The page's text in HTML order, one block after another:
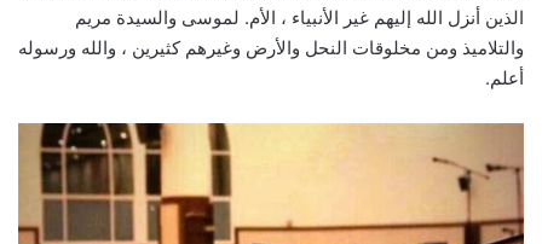
الذين أنزل الله إليهم غير الأنبياء ، الأم. لموسى والسيدة مريم
والتلاميذ ومن مخلوقات النحل والأرض وغيرهم كثيرين ، والله ورسوله
أعلم.